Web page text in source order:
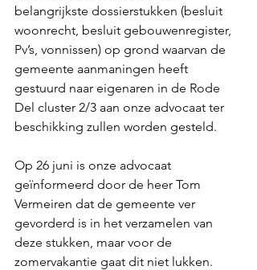
belangrijkste dossierstukken (besluit
woonrecht, besluit gebouwenregister,
Pv’s, vonnissen) op grond waarvan de
gemeente aanmaningen heeft
gestuurd naar eigenaren in de Rode
Del cluster 2/3 aan onze advocaat ter
beschikking zullen worden gesteld.
Op 26 juni is onze advocaat
geïnformeerd door de heer Tom
Vermeiren dat de gemeente ver
gevorderd is in het verzamelen van
deze stukken, maar voor de
zomervakantie gaat dit niet lukken.